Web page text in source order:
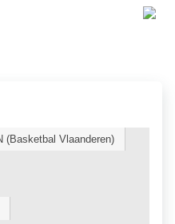
(Basketbal Vlaanderen)